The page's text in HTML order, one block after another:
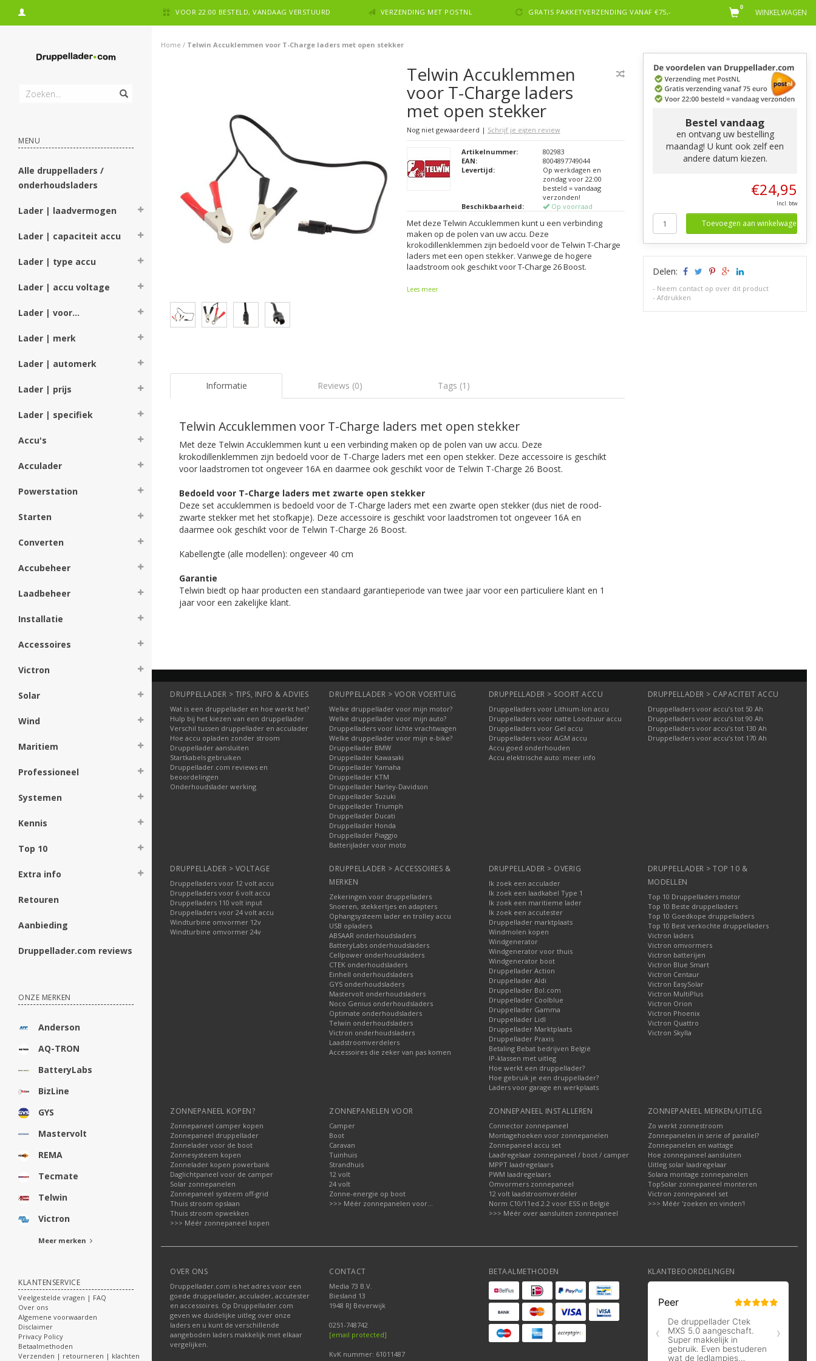
VOOR 22:00 BESTELD, VANDAAG VERSTUURD VERZENDING MET POSTNL GRATIS PAKKETVERZENDING VANAF €75,- WINKELWAGEN
0
MENU
Alle druppelladers /
onderhoudsladers
Lader | laadvermogen
Lader | capaciteit accu
Lader | type accu
Lader | accu voltage
Lader | voor...
Lader | merk
Lader | automerk
Lader | prijs
Lader | specifiek
Accu's
Acculader
Powerstation
Starten
Converten
Accubeheer
Laadbeheer
Installatie
Accessoires
Victron
Solar
Wind
Maritiem
Professioneel
Systemen
Kennis
Top 10
Extra info
Retouren
Aanbieding
Druppellader.com reviews
ONZE MERKEN
Anderson
AQ-TRON
BatteryLabs
BizLine
GYS
Mastervolt
REMA
Tecmate
Telwin
Victron
Meer merken
KLANTENSERVICE
Veelgestelde vragen | FAQ
Over ons
Algemene voorwaarden
Disclaimer
Privacy Policy
Betaalmethoden
Verzenden | retourneren | klachten
Home / Telwin Accuklemmen voor T-Charge laders met open stekker
Telwin Accuklemmen
voor T-Charge laders
met open stekker
Nog niet gewaardeerd | Schrijf je eigen review
Artikelnummer:
802983
EAN:
8004897749044
Levertijd:
Op werkdagen en
zondag voor 22:00
besteld = vandaag
verzonden!
Beschikbaarheid:
Op voorraad
Met deze Telwin Accuklemmen kunt u een verbinding
maken op de polen van uw accu. Deze
krokodillenklemmen zijn bedoeld voor de Telwin T-Charge
laders met een open stekker. Vanwege de hogere
laadstroom ook geschikt voor T-Charge 26 Boost.
Lees meer
Informatie Reviews (0) Tags (1)
Telwin Accuklemmen voor T-Charge laders met open stekker
Met deze Telwin Accuklemmen kunt u een verbinding maken op de polen van uw accu. Deze
krokodillenklemmen zijn bedoeld voor de T-Charge laders met een open stekker. Deze accessoire is geschikt
voor laadstromen tot ongeveer 16A en daarmee ook geschikt voor de Telwin T-Charge 26 Boost.
Bedoeld voor T-Charge laders met zwarte open stekker
Deze set accuklemmen is bedoeld voor de T-Charge laders met een zwarte open stekker (dus niet de rood-
zwarte stekker met het stofkapje). Deze accessoire is geschikt voor laadstromen tot ongeveer 16A en
daarmee ook geschikt voor de Telwin T-Charge 26 Boost.
Kabellengte (alle modellen): ongeveer 40 cm
Garantie
Telwin biedt op haar producten een standaard garantieperiode van twee jaar voor een particuliere klant en 1
jaar voor een zakelijke klant.
Bestel vandaag
en ontvang uw bestelling
maandag! U kunt ook zelf een
andere datum kiezen.
€24,95
Incl. btw
Toevoegen aan winkelwagen
Delen:
- Neem contact op over dit product
-Afdrukken
DRUPPELLADER > TIPS, INFO & ADVIES
Wat is een druppellader en hoe werkt het?
Hulp bij het kiezen van een druppellader
Verschil tussen druppellader en acculader
Hoe accu opladen zonder stroom
Druppellader aansluiten
Startkabels gebruiken
Druppellader.com reviews en
beoordelingen
Onderhoudslader werking
DRUPPELLADER > VOOR VOERTUIG
Welke druppellader voor mijn motor?
Welke druppellader voor mijn auto?
Druppelladers voor lichte vrachtwagen
Welke druppellader voor mijn e-bike?
Druppellader BMW
Druppellader Kawasaki
Druppellader Yamaha
Druppellader KTM
Druppellader Harley-Davidson
Druppellader Suzuki
Druppellader Triumph
Druppellader Ducati
Druppellader Honda
Druppellader Piaggio
Batterijlader voor moto
DRUPPELLADER > SOORT ACCU
Druppelladers voor Lithium-Ion accu
Druppelladers voor natte Loodzuur accu
Druppelladers voor Gel accu
Druppelladers voor AGM accu
Accu goed onderhouden
Accu elektrische auto: meer info
DRUPPELLADER > CAPACITEIT ACCU
Druppelladers voor accu’s tot 50 Ah
Druppelladers voor accu’s tot 90 Ah
Druppelladers voor accu’s tot 130 Ah
Druppelladers voor accu’s tot 170 Ah
DRUPPELLADER > VOLTAGE
Druppelladers voor 12 volt accu
Druppelladers voor 6 volt accu
Druppelladers 110 volt input
Druppelladers voor 24 volt accu
Windturbine omvormer 12v
Windturbine omvormer 24v
DRUPPELLADER > ACCESSOIRES &
MERKEN
Zekeringen voor druppelladers
Snoeren, stekkertjes en adapters
Ophangsysteem lader en trolley accu
USB opladers
ABSAAR onderhoudsladers
BatteryLabs onderhoudsladers
Cellpower onderhoudsladers
CTEK onderhoudsladers
Einhell onderhoudsladers
GYS onderhoudsladers
Mastervolt onderhoudsladers
Noco Genius onderhoudsladers
Optimate onderhoudsladers
Telwin onderhoudsladers
Victron onderhoudsladers
Laadstroomverdelers
Accessoires die zeker van pas komen
DRUPPELLADER > OVERIG
Ik zoek een acculader
Ik zoek een laadkabel Type 1
Ik zoek een maritieme lader
Ik zoek een accutester
Druppellader marktplaats
Windmolen kopen
Windgenerator
Windgenerator voor thuis
Windgenerator boot
Druppellader Action
Druppellader Aldi
Druppellader Bol.com
Druppellader Coolblue
Druppellader Gamma
Druppellader Lidl
Druppellader Marktplaats
Druppellader Praxis
Betaling Bebat bedrijven België
IP-klassen met uitleg
Hoe werkt een druppellader?
Hoe gebruik je een druppellader?
Laders voor garage en werkplaats
DRUPPELLADER > TOP 10 &
MODELLEN
Top 10 Druppelladers motor
Top 10 Beste druppelladers
Top 10 Goedkope druppelladers
Top 10 Best verkochte druppelladers
Victron laders
Victron omvormers
Victron batterijen
Victron Blue Smart
Victron Centaur
Victron EasySolar
Victron MultiPlus
Victron Orion
Victron Phoenix
Victron Quattro
Victron Skylla
ZONNEPANEEL KOPEN?
Zonnepaneel camper kopen
Zonnepaneel druppellader
Zonnelader voor de boot
Zonnesysteem kopen
Zonnelader kopen powerbank
Daglichtpaneel voor de camper
Solar zonnepanelen
Zonnepaneel systeem off-grid
Thuis stroom opslaan
Thuis stroom opwekken
>>> Méér zonnepaneel kopen
ZONNEPANELEN VOOR
Camper
Boot
Caravan
Tuinhuis
Strandhuis
12 volt
24 volt
Zonne-energie op boot
>>> Méér zonnepanelen voor...
ZONNEPANEEL INSTALLEREN
Connector zonnepaneel
Montagehoeken voor zonnepanelen
Zonnepaneel accu set
Laadregelaar zonnepaneel / boot / camper
MPPT laadregelaars
PWM laadregelaars
Omvormers zonnepaneel
12 volt laadstroomverdeler
Norm C10/11ed.2.2 voor ESS in België
>>> Méér over aansluiten zonnepaneel
ZONNEPANEEL MERKEN/UITLEG
Zo werkt zonnestroom
Zonnepanelen in serie of parallel?
Zonnepanelen en wattage
Hoe zonnepaneel aansluiten
Uitleg solar laadregelaar
Solara montage zonnepanelen
TopSolar zonnepaneel monteren
Victron zonnepaneel set
>>> Méér 'zoeken en vinden'!
OVER ONS
Druppellader.com is het adres voor een
goede druppellader, acculader, accutester
en accessoires. Op Druppellader.com
geven we duidelijke uitleg over onze
laders en u kunt de verschillende
aangeboden laders makkelijk met elkaar
vergelijken.
CONTACT
Media 73 B.V.
Biesland 13
1948 RJ Beverwijk
0251-748742
[email protected]
KvK nummer: 61011487
BETAALMETHODEN KLANTBEOORDELINGEN